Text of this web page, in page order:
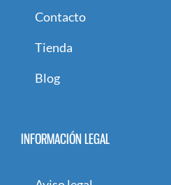
Contacto
Tienda
Blog
INFORMACIÓN LEGAL